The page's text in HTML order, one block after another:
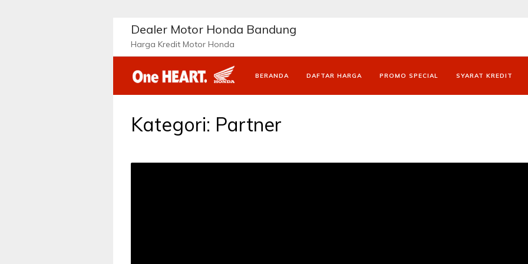
Dealer Motor Honda Bandung
Harga Kredit Motor Honda
BERANDA DAFTAR HARGA PROMO SPECIAL SYARAT KREDIT
Kategori: Partner